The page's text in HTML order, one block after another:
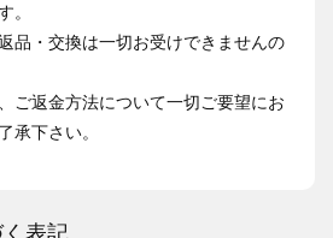
。
品・交換は一切お受けできませんの
ご返金方法について一切ご要望にお
承下さい。
表記